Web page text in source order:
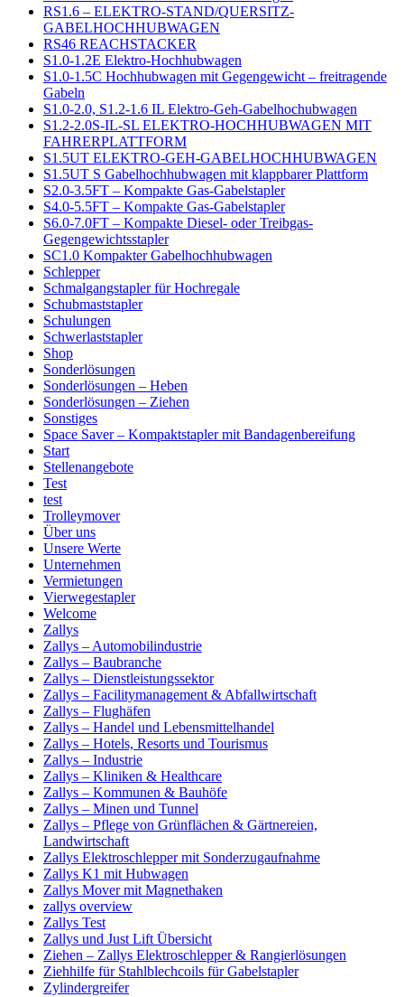
RS1.6 – ELEKTRO-STAND/QUERSITZ-
GABELHOCHHUBWAGEN
RS46 REACHSTACKER
S1.0-1.2E Elektro-Hochhubwagen
S1.0-1.5C Hochhubwagen mit Gegengewicht – freitragende
Gabeln
S1.0-2.0, S1.2-1.6 IL Elektro-Geh-Gabelhochubwagen
S1.2-2.0S-IL-SL ELEKTRO-HOCHHUBWAGEN MIT
FAHRERPLATTFORM
S1.5UT ELEKTRO-GEH-GABELHOCHHUBWAGEN
S1.5UT S Gabelhochhubwagen mit klappbarer Plattform
S2.0-3.5FT – Kompakte Gas-Gabelstapler
S4.0-5.5FT – Kompakte Gas-Gabelstapler
S6.0-7.0FT – Kompakte Diesel- oder Treibgas-
Gegengewichtsstapler
SC1.0 Kompakter Gabelhochhubwagen
Schlepper
Schmalgangstapler für Hochregale
Schubmaststapler
Schulungen
Schwerlaststapler
Shop
Sonderlösungen
Sonderlösungen – Heben
Sonderlösungen – Ziehen
Sonstiges
Space Saver – Kompaktstapler mit Bandagenbereifung
Start
Stellenangebote
Test
test
Trolleymover
Über uns
Unsere Werte
Unternehmen
Vermietungen
Vierwegestapler
Welcome
Zallys
Zallys – Automobilindustrie
Zallys – Baubranche
Zallys – Dienstleistungssektor
Zallys – Facilitymanagement & Abfallwirtschaft
Zallys – Flughäfen
Zallys – Handel und Lebensmittelhandel
Zallys – Hotels, Resorts und Tourismus
Zallys – Industrie
Zallys – Kliniken & Healthcare
Zallys – Kommunen & Bauhöfe
Zallys – Minen und Tunnel
Zallys – Pflege von Grünflächen & Gärtnereien,
Landwirtschaft
Zallys Elektroschlepper mit Sonderzugaufnahme
Zallys K1 mit Hubwagen
Zallys Mover mit Magnethaken
zallys overview
Zallys Test
Zallys und Just Lift Übersicht
Ziehen – Zallys Elektroschlepper & Rangierlösungen
Ziehhilfe für Stahlblechcoils für Gabelstapler
Zylindergreifer